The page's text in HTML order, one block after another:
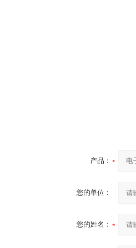
产品：
您的单位：
您的姓名：